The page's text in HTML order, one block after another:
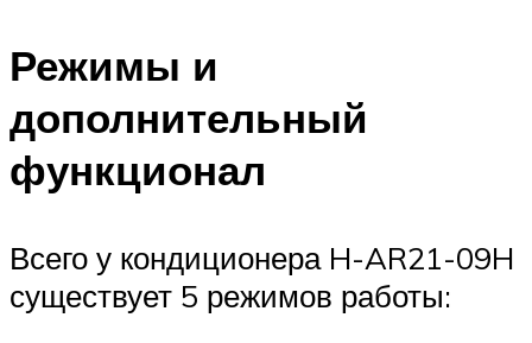
Режимы и
дополнительный
функционал
Всего у кондиционера H-AR21-09H
существует 5 режимов работы: